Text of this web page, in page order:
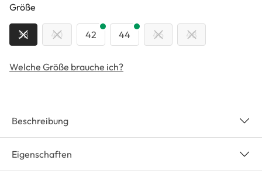
Größe
38 40 42 44 46 48
Welche Größe brauche ich?
Beschreibung
Eigenschaften